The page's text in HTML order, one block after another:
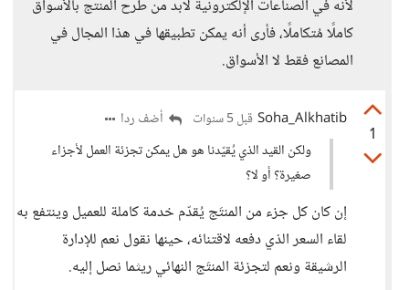
لأنه في الصناعات الإلكترونية لابد من طرح المنتج بالأسواق
كاملًا مُتكاملًا، فأرى أنه يمكن تطبيقها في هذا المجال في
المصانع فقط لا الأسواق.
1
Soha_Alkhatib قبل 5 سنوات
أضف ردا
ولكن القيد الذي يُقيّدنا هو هل يمكن تجزئة العمل لأجزاء
صغيرة؟ أو لا؟
إن كان كل جزء من المنتَج يُقدّم خدمة كاملة للعميل وينتفع به
لقاء السعر الذي دفعه لاقتنائه، حينها نقول نعم للإدارة
الرشيقة ونعم لتجزئة المنتَج النهائي ريثما نصل إليه.